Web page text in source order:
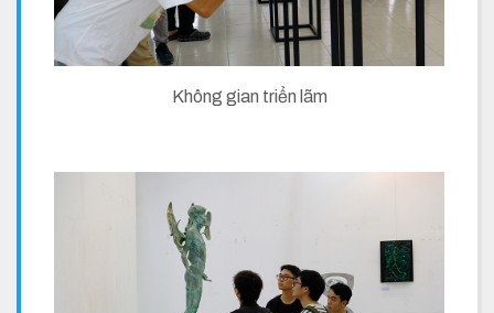
Không gian triển lãm